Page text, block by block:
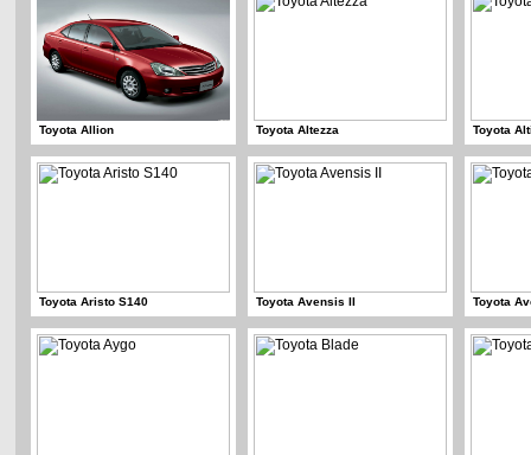
Toyota Allion Toyota Altezza Toyota
Toyota Aristo S140 Toyota Avensis II Toyota